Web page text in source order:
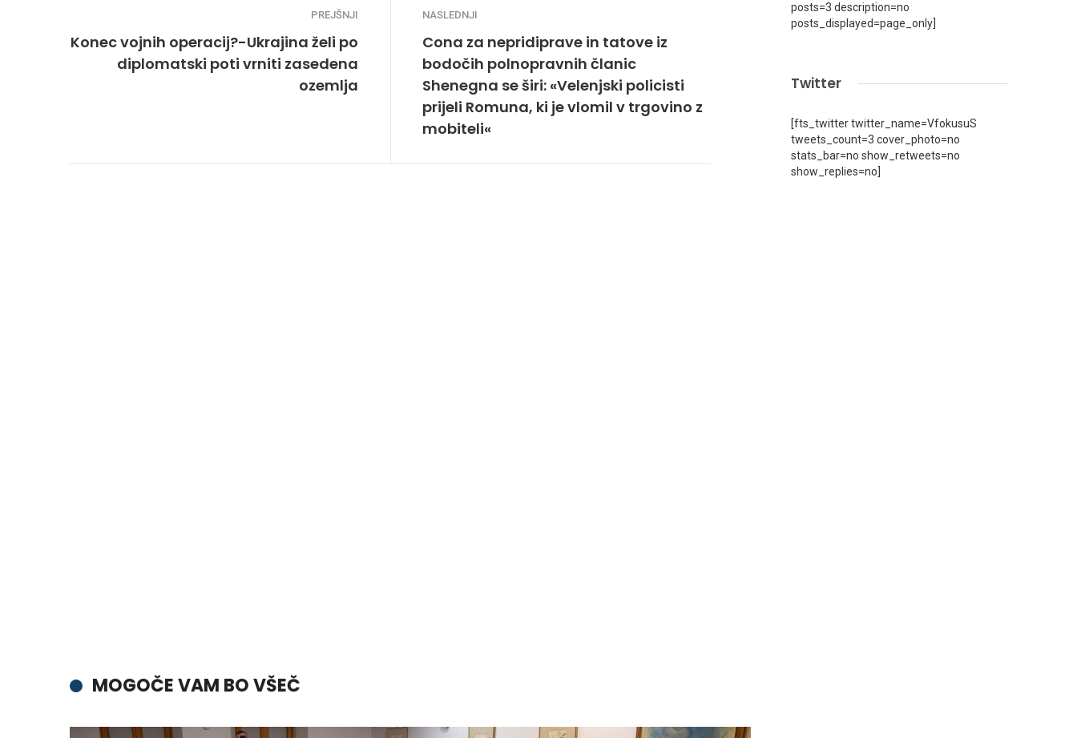
PREJŠNJI
Konec vojnih operacij?-Ukrajina želi po
diplomatski poti vrniti zasedena
ozemlja
NASLEDNJI
Cona za nepridiprave in tatove iz
bodočih polnopravnih članic
Shenegna se širi: «Velenjski policisti
prijeli Romuna, ki je vlomil v trgovino z
mobiteli«
MOGOČE VAM BO VŠEČ
posts=3 description=no
posts_displayed=page_only]
Twitter
[fts_twitter twitter_name=VfokusuS
tweets_count=3 cover_photo=no
stats_bar=no show_retweets=no
show_replies=no]